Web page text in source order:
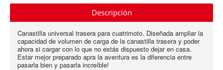
Descripción
Canastilla universal trasera para cuatrimoto. Diseñada ampliar la
capacidad de volumen de carga de la canastilla trasera y poder
ahora si cargar con lo que no estás dispuesto dejar en casa.
Estar mejor preparado apra la aventura es la diferencia entre
pasarla bien y pasarla increíble!